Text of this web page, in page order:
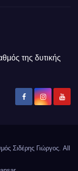
της δυτικής
Σιδέρης Γιώργος. All